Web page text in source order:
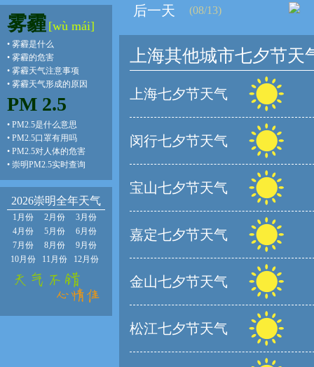
雾霾 [wù mái]
• 雾霾是什么
• 雾霾的危害
• 雾霾天气注意事项
• 雾霾天气形成的原因
PM 2.5
• PM2.5是什么意思
• PM2.5口罩有用吗
• PM2.5对人体的危害
• 崇明PM2.5实时查询
2026崇明全年天气
1月份 2月份
3月份
4月份
5月份
6月份
7月份
8月份
9月份
10月份
11月份 12月份
后一天 (08/13)
上海其他城市七夕节天
上海七夕节天气
闵行七夕节天气
宝山七夕节天气
嘉定七夕节天气
金山七夕节天气
松江七夕节天气